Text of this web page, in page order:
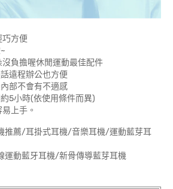
巧方便
負擔喔休閒運動最佳配件
遠程辦公也方便
部不會有不適感
5小時(依使用條件而異)
上手。
推薦/耳掛式耳機/音樂耳機/運動藍芽耳
運動藍牙耳機/新骨傳導藍芽耳機